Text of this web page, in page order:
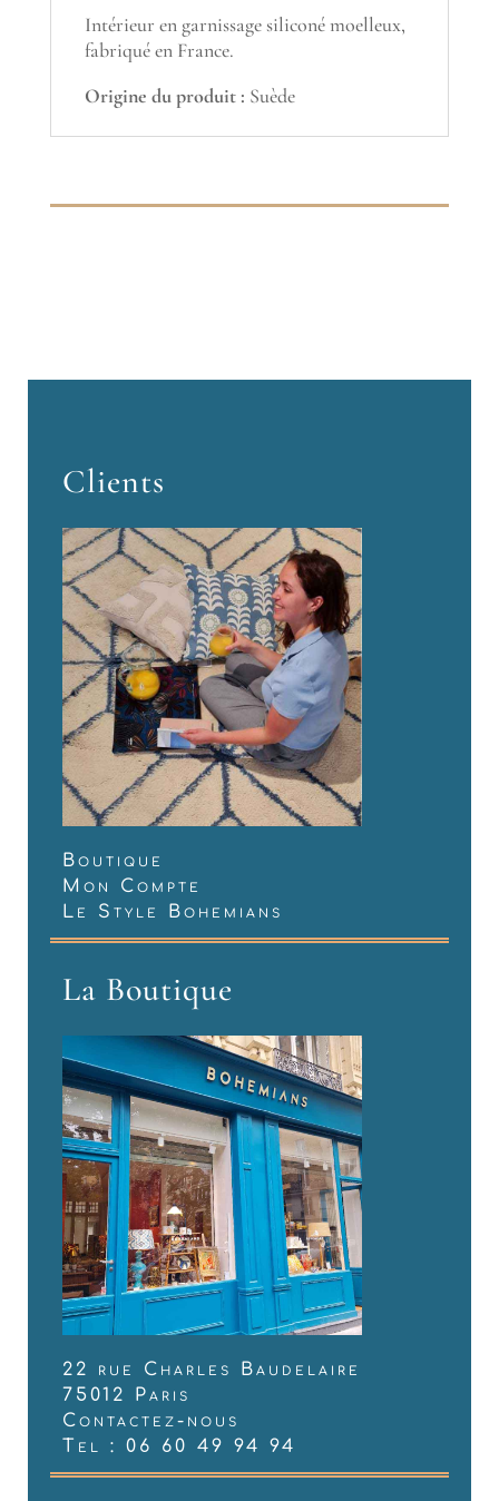
Intérieur en garnissage siliconé moelleux,
fabriqué en France.
Origine du produit : Suède
Clients
Boutique
Mon Compte
Le Style Bohemians
La Boutique
22 rue Charles Baudelaire
75012 Paris
Contactez-nous
Tel : 06 60 49 94 94